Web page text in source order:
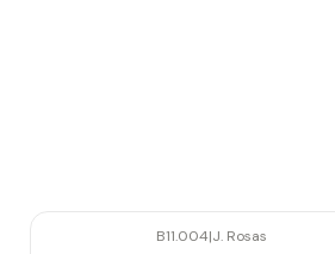
B11.004|J. Rosas